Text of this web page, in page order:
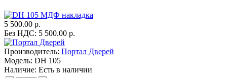
5 500.00 р.
Без НДС: 5 500.00 р.
Производитель: Портал Дверей
Модель: DH 105
Наличие: Есть в наличии